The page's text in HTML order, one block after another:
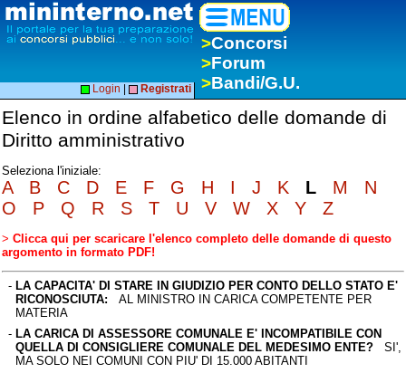
>Concorsi
>Forum
>Bandi/G.U.
Login Registrati
Elenco in ordine alfabetico delle domande di
Diritto amministrativo
Seleziona l'iniziale:
A B C D E F G H I J K L M
N
O
P Q R S T U V W X Y Z
> Clicca qui per scaricare l'elenco completo delle domande di questo
argomento in formato PDF!
- LA CAPACITA' DI STARE IN GIUDIZIO PER CONTO DELLO STATO E'
RICONOSCIUTA: AL MINISTRO IN CARICA COMPETENTE PER
MATERIA
- LA CARICA DI ASSESSORE COMUNALE E' INCOMPATIBILE CON
QUELLA DI CONSIGLIERE COMUNALE DEL MEDESIMO ENTE?SI',
MA SOLO NEI COMUNI CON PIU' DI 15.000 ABITANTI